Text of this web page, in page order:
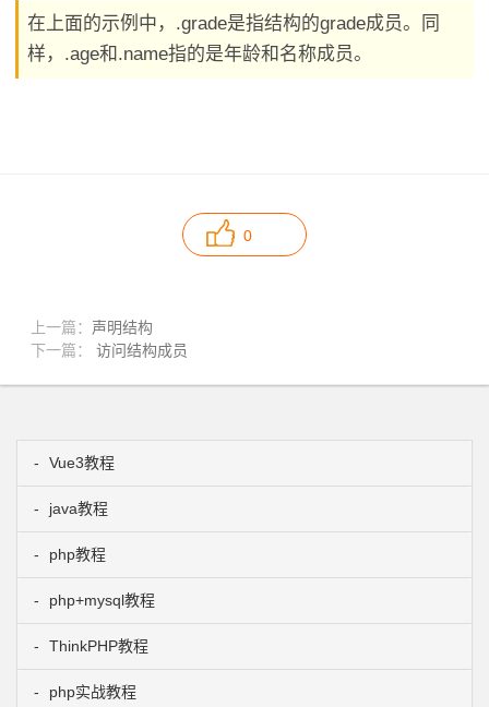
在上面的示例中，.grade是指结构的grade成员。同
样，.age和.name指的是年龄和名称成员。
0
上一篇： 声明结构
下一篇：
访问结构成员
Vue3教程
java教程
php教程
php+mysql教程
ThinkPHP教程
php实战教程